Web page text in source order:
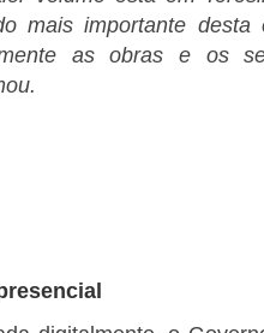
mais importante
as obras e os